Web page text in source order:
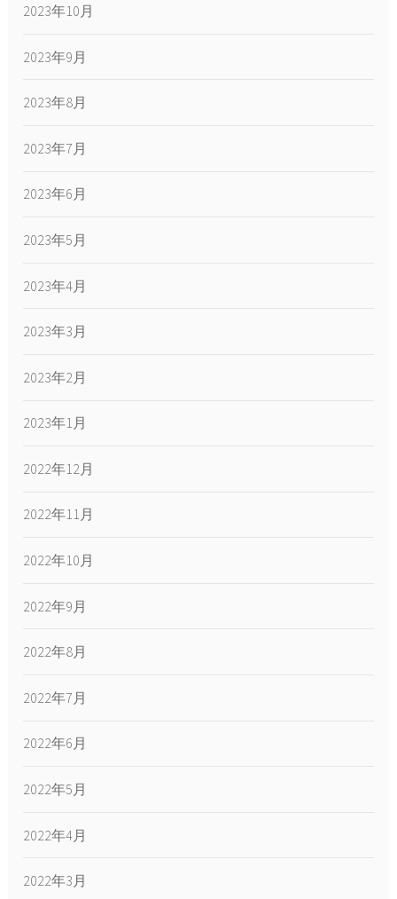
2023年10月
2023年9月
2023年8月
2023年7月
2023年6月
2023年5月
2023年4月
2023年3月
2023年2月
2023年1月
2022年12月
2022年11月
2022年10月
2022年9月
2022年8月
2022年7月
2022年6月
2022年5月
2022年4月
2022年3月